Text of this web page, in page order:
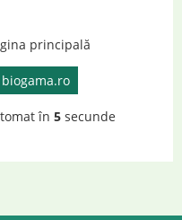
principală
în 5 secunde